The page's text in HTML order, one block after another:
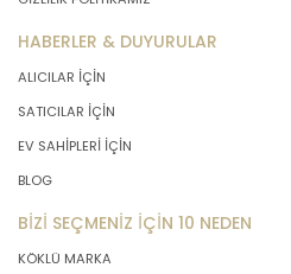
HABERLER & DUYURULAR
ALICILAR İÇİN
SATICILAR İÇİN
EV SAHİPLERİ İÇİN
BLOG
BİZİ SEÇMENİZ İÇİN 10 NEDEN
KÖKLÜ MARKA